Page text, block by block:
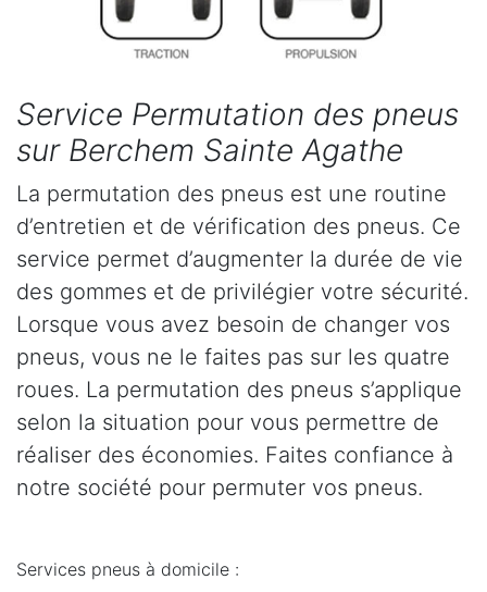
Service Permutation des pneus
sur Berchem Sainte Agathe
La permutation des pneus est une routine
d’entretien et de vérification des pneus. Ce
service permet d’augmenter la durée de vie
des gommes et de privilégier votre sécurité.
Lorsque vous avez besoin de changer vos
pneus, vous ne le faites pas sur les quatre
roues. La permutation des pneus s’applique
selon la situation pour vous permettre de
réaliser des économies. Faites confiance à
notre société pour permuter vos pneus.
Services pneus à domicile :